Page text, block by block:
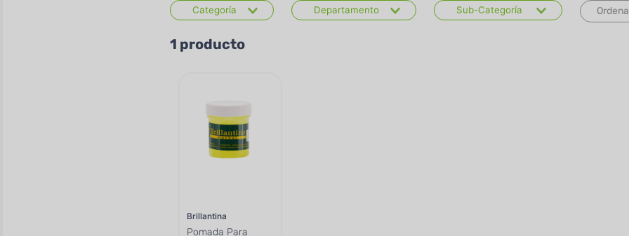
Categoría
Cuidado del Cabello
Departamento Sub-Categoría
1 producto
Brillantina
Pomada Para